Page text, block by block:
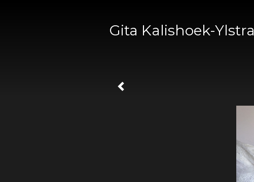
Gita Kalishoek-Ylstra